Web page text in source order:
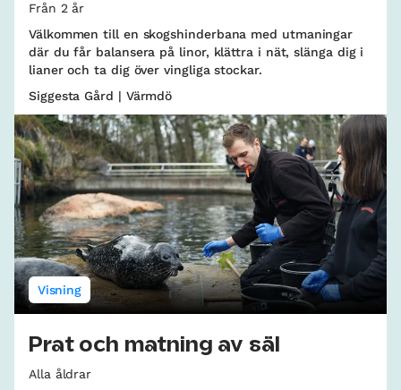
Från 2 år
Välkommen till en skogshinderbana med utmaningar
där du får balansera på linor, klättra i nät, slänga dig i
lianer och ta dig över vingliga stockar.
Siggesta Gård | Värmdö
Visning
Prat och matning av säl
Alla åldrar